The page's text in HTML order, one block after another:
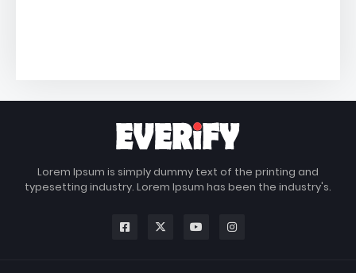
Lorem Ipsum is simply dummy text of the printing and
typesetting industry. Lorem Ipsum has been the industry's.